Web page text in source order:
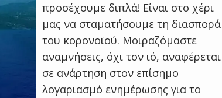
προσέχουμε διπλά! Είναι στο χέρι
μας να σταματήσουμε τη διασπορά
του κορονοϊού. Μοιραζόμαστε
αναμνήσεις, όχι τον ιό, αναφέρεται
σε ανάρτηση στον επίσημο
λογαριασμό ενημέρωσης για το